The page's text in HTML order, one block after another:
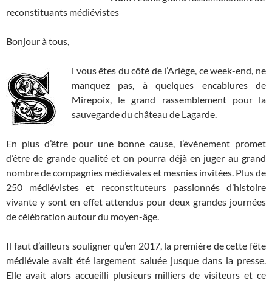
reconstituants médiévistes
Bonjour à tous,
i vous êtes du côté de l’Ariège, ce week-end, ne
manquez pas, à quelques encablures de
Mirepoix, le grand rassemblement pour la
sauvegarde du château de Lagarde.
En plus d’être pour une bonne cause, l’événement promet
d’être de grande qualité et on pourra déjà en juger au grand
nombre de compagnies médiévales et mesnies invitées. Plus de
250 médiévistes et reconstituteurs passionnés d’histoire
vivante y sont en effet attendus pour deux grandes journées
de célébration autour du moyen-âge.
Il faut d’ailleurs souligner qu’en 2017, la première de cette fête
médiévale avait été largement saluée jusque dans la presse.
Elle avait alors accueilli plusieurs milliers de visiteurs et ce